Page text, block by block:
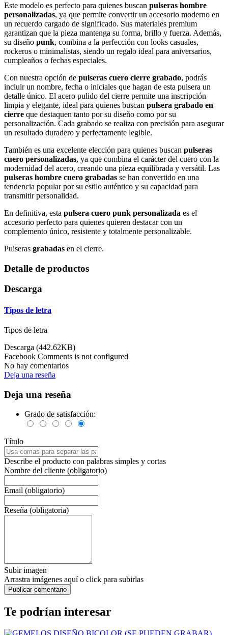
Este modelo es perfecto para quienes buscan pulseras hombre
personalizadas, ya que permite convertir un accesorio moderno en
un recuerdo cargado de significado. Sus materiales premium
garantizan que la pieza mantenga su forma, brillo y fuerza. Además,
su diseño punk, combina a la perfección con looks casuales,
rockeros o minimalistas, siendo un regalo ideal para aniversarios,
cumpleaños o fechas especiales.
Con nuestra opción de pulseras cuero cierre grabado, podrás
incluir un nombre, fecha o iniciales que hagan de esta pulsera un
detalle único. El acero pulido del cierre permite una inscripción
limpia y elegante, ideal para quienes buscan pulsera grabado en
cierre que destaquen tanto por su diseño como por su
personalización. Cada grabado se realiza con precisión para asegurar
un resultado duradero y perfectamente legible.
También es una excelente elección para quienes buscan pulseras
cuero personalizadas, ya que combina el carácter del cuero con la
modernidad del acero, creando una pieza equilibrada y versátil. Las
pulseras hombre cuero grabadas se han convertido en una
tendencia popular por su estilo auténtico y su capacidad para
transmitir personalidad.
En definitiva, esta pulsera cuero punk personalizada es el
accesorio perfecto para quienes quieren destacar con un
complemento único, resistente y totalmente personalizable.
Pulseras grabadas en el cierre.
Detalle de productos
Descarga
Tipos de letra
Tipos de letra
Descarga (442.62KB)
Facebook Comments is not configured
No hay comentarios
Deja una reseña
Deja una reseña
Grado de satisfacción:
Título
Describe el producto con palabras simples y cortas
Nombre del cliente (obligatorio)
Email (obligatorio)
Reseña (obligatoria)
Subir imagen
Arrastra imágenes aquí o click para subirlas
Te podrían interesar